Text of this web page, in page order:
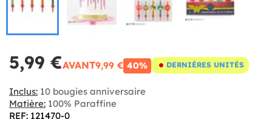
5,99 €AVANT9,99 € 40% DERNIÈRES UNITÉS
Inclus: 10 bougies anniversaire
Matière: 100% Paraffine
REF: 121470-0